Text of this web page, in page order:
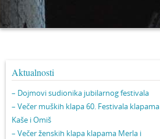
Aktualnosti
– Dojmovi sudionika jubilarnog festivala
– Večer muških klapa 60. Festivala klapama
Kaše i Omiš
– Večer ženskih klapa klapama Merla i